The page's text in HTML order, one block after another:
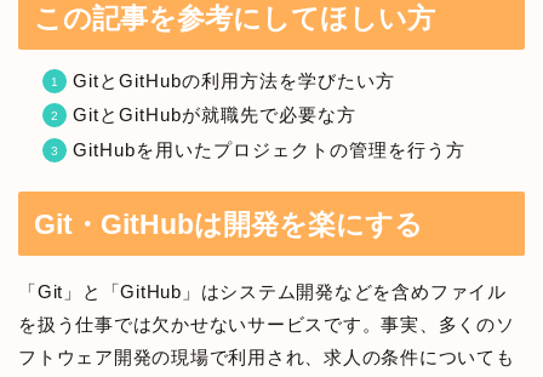
この記事を参考にしてほしい方
GitとGitHubの利用方法を学びたい方
GitとGitHubが就職先で必要な方
GitHubを用いたプロジェクトの管理を行う方
Git・GitHubは開発を楽にする
「Git」と「GitHub」はシステム開発などを含めファイル
を扱う仕事では欠かせないサービスです。事実、多くのソ
フトウェア開発の現場で利用され、求人の条件についても